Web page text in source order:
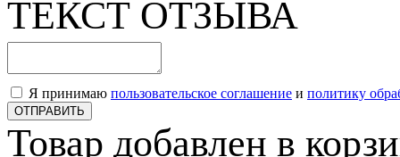
ТЕКСТ ОТЗЫВА
Я принимаю пользовательское соглашение и политику
ОТПРАВИТЬ
Товар добавлен в